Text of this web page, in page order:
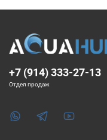
+7 (914) 333-27-13
Отдел продаж